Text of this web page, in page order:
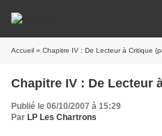
Accueil » Chapitre IV : De Lecteur à Critique
Chapitre IV : De Lecteur
Publié le 06/10/2007 à 15:29
Par LP Les Chartrons